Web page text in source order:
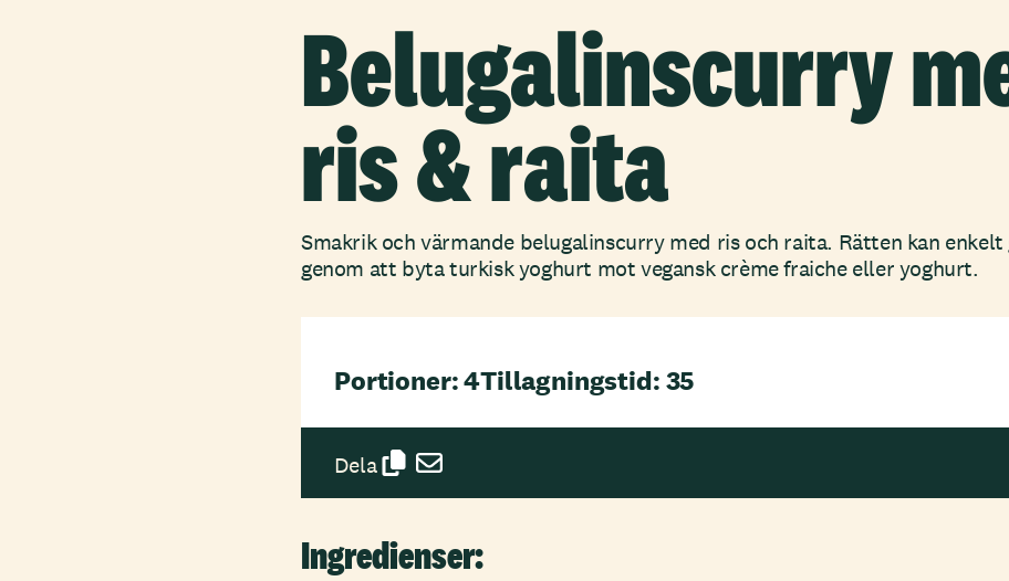
Belugalinscurry
ris & raita
Smakrik och värmande belugalinscurry med ris och raita. Rätten kan enkelt
genom att byta turkisk yoghurt mot vegansk crème fraiche eller yoghurt.
Portioner: 4Tillagningstid: 35
Dela
Ingredienser: